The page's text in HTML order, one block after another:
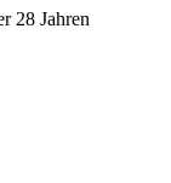
28 Jahren